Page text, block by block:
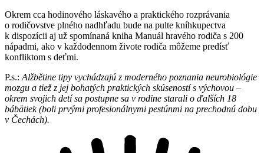
Okrem cca hodinového láskavého a praktického rozprávania
o rodičovstve plného nadhľadu bude na pulte kníhkupectva
k dispozícii aj už spomínaná kniha Manuál hravého rodiča s 200
nápadmi, ako v každodennom živote rodiča môžeme predísť
konfliktom s deťmi.
P.s.: Alžbětine tipy vychádzajú z moderného poznania neurobiológie
mozgu a tiež z jej bohatých praktických skúseností s výchovou –
okrem svojich detí sa postupne sa v rodine starali o ďalších 18
bábätiek (boli prvými profesionálnymi pestúnmi na prechodnú dobu
v Čechách).